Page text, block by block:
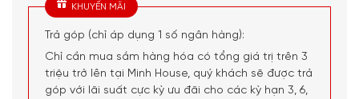
KHUYẾN MÃI
Trả góp (chỉ áp dụng 1 số ngân hàng):
Chỉ cần mua sắm hàng hóa có tổng giá trị trên 3
triệu trở lên tại Minh House, quý khách sẽ được trả
góp với lãi suất cực kỳ ưu đãi cho các kỳ hạn 3, 6,